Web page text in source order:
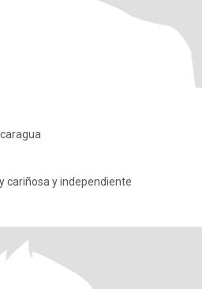
cariñosa y independiente